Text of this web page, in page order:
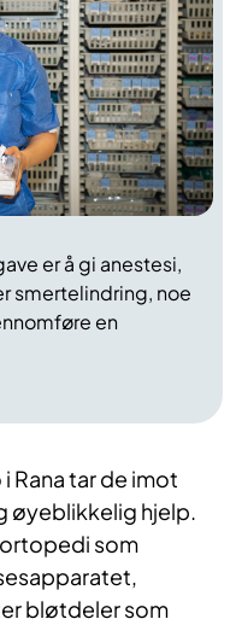
er å gi anestesi,
smertelindring, noe
en
Rana tar de imot
øyeblikkelig hjelp.
som
bløtdeler som